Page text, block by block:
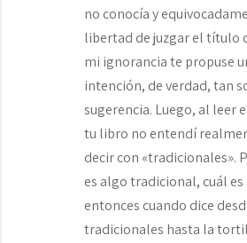
no conocía y
libertad de juzgar el título
mi ignorancia te propuse
intención, de verdad, tan
sugerencia. Luego, al leer
tu libro no entendí
decir con «tradicionales».
es algo tradicional, cuál
entonces cuando dice
tradicionales hasta la